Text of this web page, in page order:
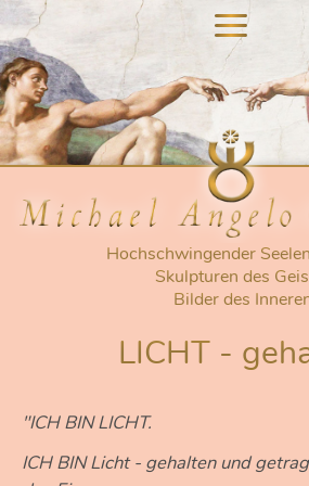
Hochschwingender
Skulpturen des
Bilder des
LICHT -
"ICH BIN LICHT.
ICH BIN Licht - gehalten und